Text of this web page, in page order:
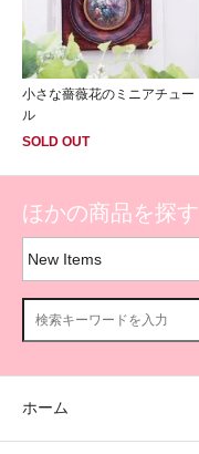
小さな薔薇花のミニアチュー
ル
SOLD OUT
ほかの商品を探す
ホーム